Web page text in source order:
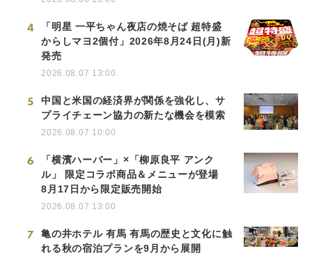
4
「明星 一平ちゃん夜店の焼そば 超特盛
からしマヨ2個付」2026年8月24日(月)新
発売
2026.08.07 13:00
5
中国と米国の経済界が関係を強化し、サ
プライチェーン協力の新たな機会を模索
2026.08.07 10:00
6
「横濱ハーバー」×「柳原良平 アンク
ル」 限定コラボ商品＆メニューが登場
8月17日から限定販売開始
2026.08.07 13:00
7
亀の井ホテル 有馬 有馬の歴史と文化に触
れる秋の宿泊プランを9月から展開